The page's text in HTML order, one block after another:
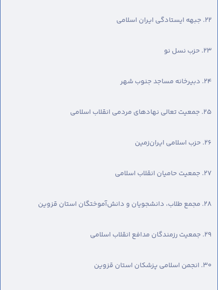
۲۲. جبهه ایستادگی ایران اسلامی
۲۳. حزب نسل نو
۲۴. دبیرخانه مساجد جنوب شهر
۲۵. جمعیت تعالی نهادهای مردمی انقلاب اسلامی
۲۶. حزب اسلامی ایران‌زمین
۲۷. جمعیت حامیان انقلاب اسلامی
۲۸. مجمع طلاب، دانشجویان و دانش‌آموختگان استان قزوین
۲۹. جمعیت رزمندگان مدافع انقلاب اسلامی
٣۰. انجمن اسلامی پزشکان استان قزوین